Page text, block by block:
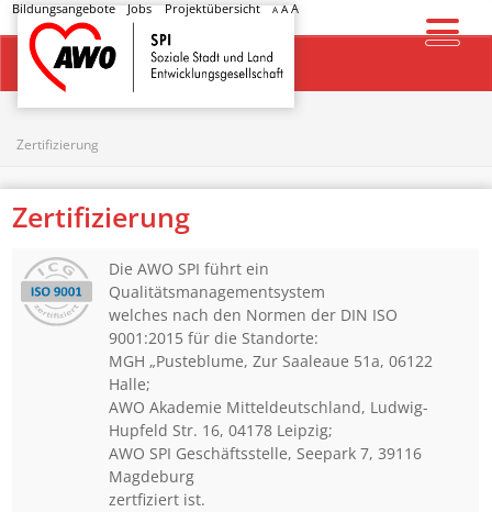
Bildungsangebote Jobs Projektübersicht A AA
Startseite
Zertifizierung
Zertifizierung
Die AWO SPI führt ein
Qualitätsmanagementsystem
welches nach den Normen der DIN ISO
9001:2015 für die Standorte:
MGH „Pusteblume, Zur Saaleaue 51a, 06122
Halle;
AWO Akademie Mitteldeutschland, Ludwig-
Hupfeld Str. 16, 04178 Leipzig;
AWO SPI Geschäftsstelle, Seepark 7, 39116
Magdeburg
zertfiziert ist.